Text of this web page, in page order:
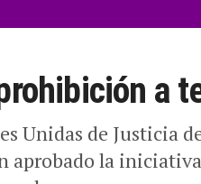
a
Unidas de Justicia
aprobado la